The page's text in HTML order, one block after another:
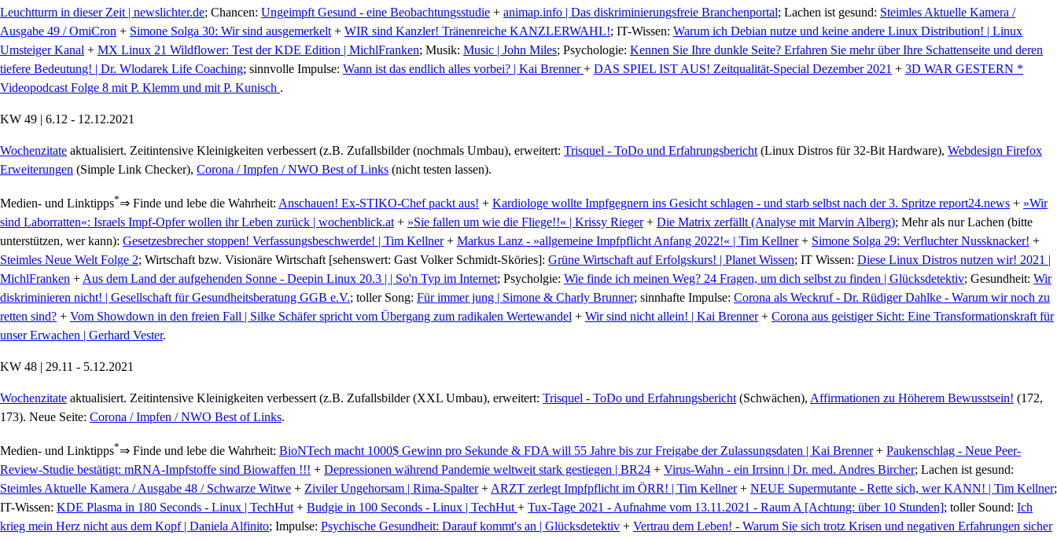
Leuchtturm in dieser Zeit | newslichter.de; Chancen: Ungeimpft Gesund - eine Beobachtungsstudie + animap.info | Das diskriminierungsfreie Branchenportal; Lachen ist gesund: Steimles Aktuelle Kamera /
Ausgabe 49 / OmiCron + Simone Solga 30: Wir sind ausgemerkelt + WIR sind Kanzler! Tränenreiche KANZLERWAHL!; IT-Wissen: Warum ich Debian nutze und keine andere Linux Distribution! | Linux
Umsteiger Kanal + MX Linux 21 Wildflower: Test der KDE Edition | MichlFranken; Musik: Music | John Miles; Psychologie: Kennen Sie Ihre dunkle Seite? Erfahren Sie mehr über Ihre Schattenseite und deren
tiefere Bedeutung! | Dr. Wlodarek Life Coaching; sinnvolle Impulse: Wann ist das endlich alles vorbei? | Kai Brenner+ DAS SPIEL IST AUS! Zeitqualität-Special Dezember 2021 + 3D WAR GESTERN *
Videopodcast Folge 8 mit P. Klemm und mit P. Kunisch .
KW 49 | 6.12 - 12.12.2021
Wochenzitate aktualisiert. Zeitintensive Kleinigkeiten verbessert (z.B. Zufallsbilder (nochmals Umbau), erweitert: Trisquel - ToDo und Erfahrungsbericht (Linux Distros für 32-Bit Hardware), Webdesign Firefox
Erweiterungen (Simple Link Checker), Corona / Impfen / NWO Best of Links (nicht testen lassen).
Medien- und Linktipps*⇒ Finde und lebe die Wahrheit: Anschauen! Ex-STIKO-Chef packt aus! + Kardiologe wollte Impfgegnern ins Gesicht schlagen - und starb selbst nach der 3. Spritze report24.news + »Wir
sind Laborratten«: Israels Impf-Opfer wollen ihr Leben zurück | wochenblick.at + »Sie fallen um wie die Fliege!!« | Krissy Rieger+ Die Matrix zerfällt (Analyse mit Marvin Alberg); Mehr als nur Lachen (bitte
unterstützen, wer kann): Gesetzesbrecher stoppen! Verfassungsbeschwerde! | Tim Kellner+ Markus Lanz - »allgemeine Impfpflicht Anfang 2022!« | Tim Kellner+ Simone Solga 29: Verfluchter Nussknacker! +
Steimles Neue Welt Folge 2; Wirtschaft bzw. Visionäre Wirtschaft [sehenswert: Gast Volker Schmidt-Sköries]: Grüne Wirtschaft auf Erfolgskurs! | Planet Wissen; IT Wissen: Diese Linux Distros nutzen wir! 2021 |
MichlFranken + Aus dem Land der aufgehenden Sonne - Deepin Linux 20.3 | | So'n Typ im Internet; Psycholgie: Wie finde ich meinen Weg? 24 Fragen, um dich selbst zu finden | Glücksdetektiv; Gesundheit: Wir
diskriminieren nicht! | Gesellschaft für Gesundheitsberatung GGB e.V.; toller Song: Für immer jung | Simone & Charly Brunner; sinnhafte Impulse: Corona als Weckruf - Dr. Rüdiger Dahlke - Warum wir noch zu
retten sind? + Vom Showdown in den freien Fall | Silke Schäfer spricht vom Übergang zum radikalen Wertewandel + Wir sind nicht allein! | Kai Brenner+ Corona aus geistiger Sicht: Eine Transformationskraft für
unser Erwachen | Gerhard Vester.
KW 48 | 29.11 - 5.12.2021
Wochenzitate aktualisiert. Zeitintensive Kleinigkeiten verbessert (z.B. Zufallsbilder (XXL Umbau), erweitert: Trisquel - ToDo und Erfahrungsbericht (Schwächen), Affirmationen zu Höherem Bewusstsein! (172,
173). Neue Seite: Corona / Impfen / NWO Best of Links.
Medien- und Linktipps*⇒ Finde und lebe die Wahrheit: BioNTech macht 1000$ Gewinn pro Sekunde & FDA will 55 Jahre bis zur Freigabe der Zulassungsdaten | Kai Brenner+ Paukenschlag - Neue Peer-
Review-Studie bestätigt: mRNA-Impfstoffe sind Biowaffen !!! + Depressionen während Pandemie weltweit stark gestiegen | BR24 + Virus-Wahn - ein Irrsinn | Dr. med. Andres Bircher; Lachen ist gesund:
Steimles Aktuelle Kamera / Ausgabe 48 / Schwarze Witwe + Ziviler Ungehorsam | Rima-Spalter+ ARZT zerlegt Impfpflicht im ÖRR! | Tim Kellner+ NEUE Supermutante - Rette sich, wer KANN! | Tim Kellner;
IT-Wissen: KDE Plasma in 180 Seconds - Linux | TechHut + Budgie in 100 Seconds - Linux | TechHut + Tux-Tage 2021 - Aufnahme vom 13.11.2021 - Raum A [Achtung: über 10 Stunden]; toller Sound: Ich
krieg mein Herz nicht aus dem Kopf | Daniela Alfinito; Impulse: Psychische Gesundheit: Darauf kommt's an | Glücksdetektiv + Vertrau dem Leben! - Warum Sie sich trotz Krisen und negativen Erfahrungen sicher